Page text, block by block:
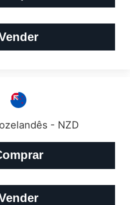
- NZD